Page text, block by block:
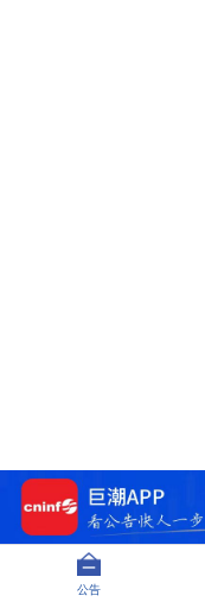
公告